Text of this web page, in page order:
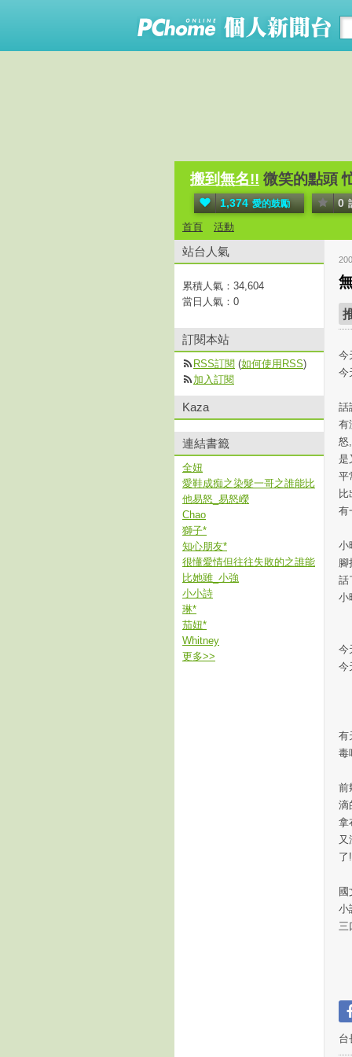
搬到無名!! 微笑的點頭
1,374 愛的鼓勵 0
首頁 活動
今
今
話
有
怒
是
平
比
有
小
腳
話
小
今
今
有
毒
前
滴
拿
又
了
小
三
台
站台人氣
累積人氣： 34,604
當日人氣： 0
訂閱本站
RSS訂閱 (如何使用RSS)
加入訂閱
Kaza
連結書籤
全妞
愛鞋成痴之染髮一哥之誰能比
他易怒_易怒嶸
Chao
獅子*
知心朋友*
很懂愛情但往往失敗的之誰能
比她雖_小強
小小詩
琳*
茄妞*
Whitney
更多>>